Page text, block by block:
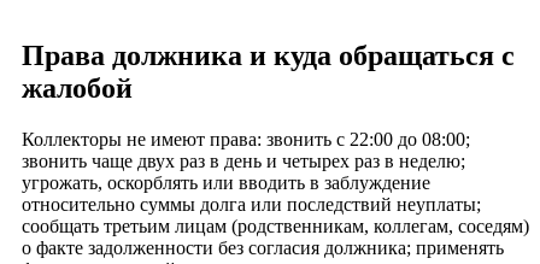
Права должника и куда обращаться с
жалобой
Коллекторы не имеют права: звонить с 22:00 до 08:00;
звонить чаще двух раз в день и четырех раз в неделю;
угрожать, оскорблять или вводить в заблуждение
относительно суммы долга или последствий неуплаты;
сообщать третьим лицам (родственникам, коллегам, соседям)
о факте задолженности без согласия должника; применять